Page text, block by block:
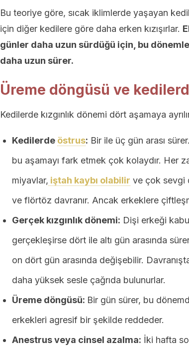
Bu teoriye göre, sıcak iklimlerde yaşayan
için diğer kedilere göre daha erken kızışırlar.
günler daha uzun sürdüğü için, bu
daha uzun sürer.
Üreme döngüsü ve
Kedilerde kızgınlık dönemi dört aşamaya
Kedilerde östrus: Bir ile üç gün arası
bu aşamayı fark etmek çok kolaydır. Her
miyavlar, iştah kaybı olabilir ve çok sevgi
ve flörtöz davranır. Ancak erkeklere
Gerçek kızgınlık dönemi: Dişi erkeği
gerçekleşirse dört ile altı gün arasında
on dört gün arasında değişebilir.
daha yüksek sesle çağrıda bulunurlar.
Üreme döngüsü: Bir gün sürer, bu
erkekleri agresif bir şekilde reddeder.
Anestrus veya cinsel azalma: İki hafta